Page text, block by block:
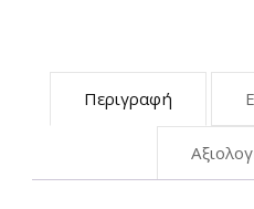
Περιγραφή